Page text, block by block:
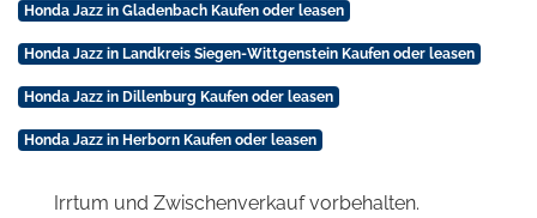
Honda Jazz in Gladenbach Kaufen oder leasen
Honda Jazz in Landkreis Siegen-Wittgenstein Kaufen oder leasen
Honda Jazz in Dillenburg Kaufen oder leasen
Honda Jazz in Herborn Kaufen oder leasen
Irrtum und Zwischenverkauf vorbehalten.